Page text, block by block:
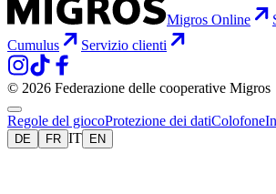
Migros Online
Cumulus
Servizio clienti
© 2026 Federazione delle cooperative Migros
Regole del giocoProtezione dei datiColofone
DE FR IT EN